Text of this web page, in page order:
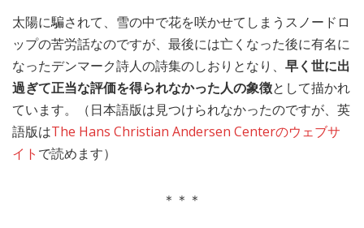
太陽に騙されて、雪の中で花を咲かせてしまうスノードロ
ップの苦労話なのですが、最後には亡くなった後に有名に
なったデンマーク詩人の詩集のしおりとなり、 早く世に出
過ぎて正当な評価を得られなかった人の象徴として描かれ
ています。（日本語版は見つけられなかったのですが、英
語版はThe Hans Christian Andersen Centerのウェブサ
イト で読めます）
＊＊＊